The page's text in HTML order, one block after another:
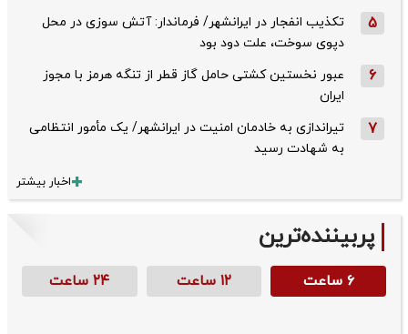
5
تکذیب ‌انفجار در ایرانشهر/ فرماندار: آتش سوزی در محل
دپوی سوخت، علت دود بود
6
عبور نخستین کشتی حامل گاز قطر از تنگه هرمز با مجوز
ایران
7
تیراندازی به خادمان امنیت در ایرانشهر/ یک مأمور انتظامی
به شهادت رسید
اخبار بیشتر
پربیننده‌ترین
۶ ساعت ۱۲ ساعت ۲۴ ساعت